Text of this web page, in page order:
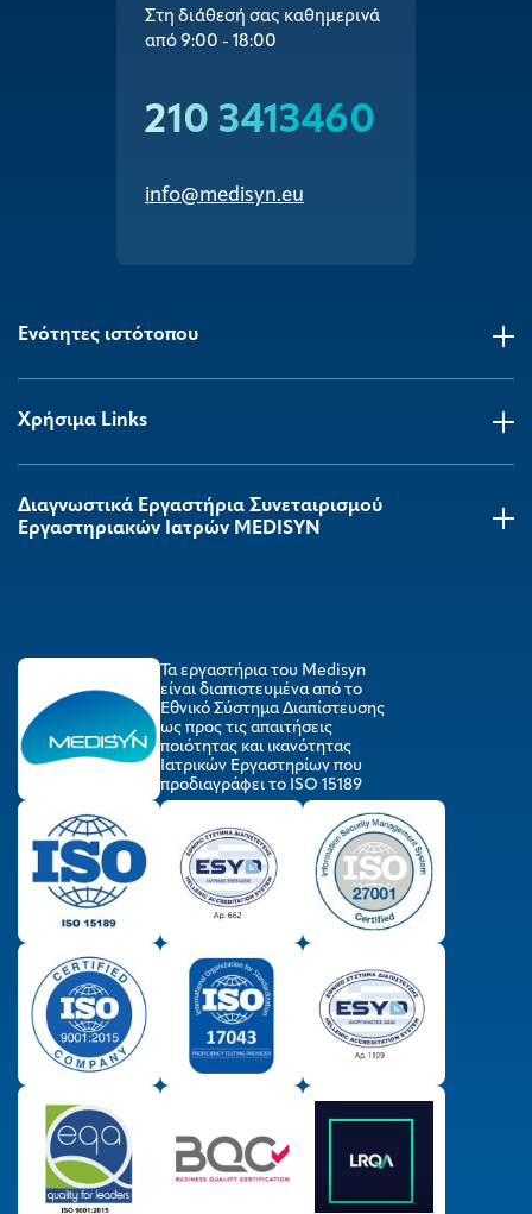
Στη διάθεσή σας καθημερινά
από 9:00 - 18:00
210 3413460
info@medisyn.eu
Ενότητες ιστότοπου
Χρήσιμα Links
Διαγνωστικά Εργαστήρια Συνεταιρισμού
Εργαστηριακών Ιατρών MEDISYΝ
Τα εργαστήρια του Medisyn
είναι διαπιστευμένα από το
Εθνικό Σύστημα Διαπίστευσης
ως προς τις απαιτήσεις
ποιότητας και ικανότητας
Ιατρικών Εργαστηρίων που
προδιαγράφει το ISO 15189